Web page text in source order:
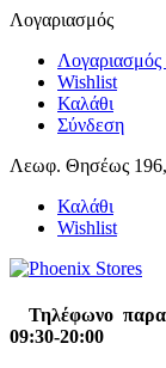
Λογαριασμός
Wishlist
Καλάθι
Σύνδεση
Λεωφ. Θησέως
Καλάθι
Wishlist
Τηλέφωνο
09:30-20:00